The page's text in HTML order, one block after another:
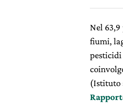
Nel
fiumi,
pesticidi
(Istituto